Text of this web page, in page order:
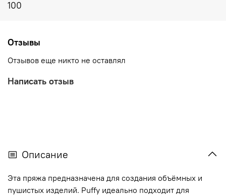
100
Отзывы
Отзывов еще никто не оставлял
Написать отзыв
Описание
Эта пряжа предназначена для создания объёмных и
пушистых изделий. Puffy идеально подходит для